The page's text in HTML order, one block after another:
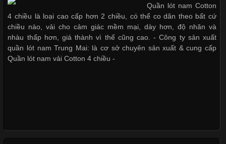
Cập nhật 2026-05-20 14:58:56
Vải thun là một trong những chất liệu được sử dụng rộng rãi
nhất trong ngành thời trang nhờ đặc tính co giãn, mềm mại và
thoải mái khi mặc. Từ áo thun, đồ thể thao cho đến đồ lót nam,
vải thun luôn đóng vai trò quan trọng trong quá trình sản xuất.
Quần lót nam giá rẻ ở TpHCM kiểu tam giác nhỏ gọn
Nhận may gia công quần lót nam
Quần lót nam Cotton
4 chiều là loại cao cấp hơn 2 chiều, có thể co dãn theo bất cứ
chiều nào, vải cho cảm giác mềm mại, dày hơn, độ nhăn và
nhàu thấp hơn, giá thành vì thế cũng cao. - Công ty sản xuất
quần lót nam Trung Mai: là cơ sở chuyên sản xuất & cung cấp
Quần lót nam vải Cotton 4 chiều -